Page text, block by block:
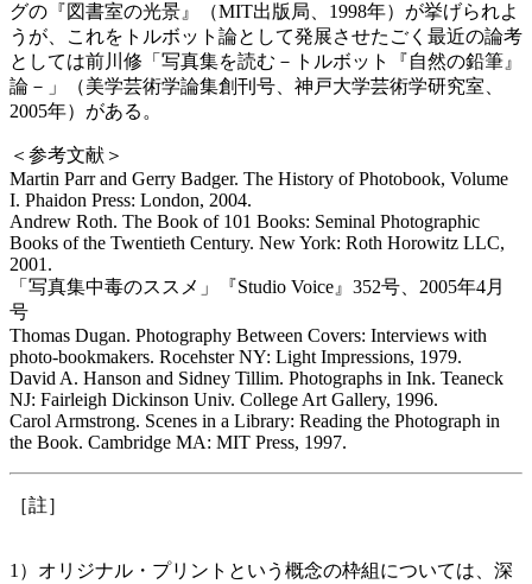
グの『図書室の光景』（MIT出版局、1998年）が挙げられよ
うが、これをトルボット論として発展させたごく最近の論考
としては前川修「写真集を読む－トルボット『自然の鉛筆』
論－」（美学芸術学論集創刊号、神戸大学芸術学研究室、
2005年）がある。
＜参考文献＞
Martin Parr and Gerry Badger. The History of Photobook, Volume
I. Phaidon Press: London, 2004.
Andrew Roth. The Book of 101 Books: Seminal Photographic
Books of the Twentieth Century. New York: Roth Horowitz LLC,
2001.
「写真集中毒のススメ」『Studio Voice』352号、2005年4月
号
Thomas Dugan. Photography Between Covers: Interviews with
photo-bookmakers. Rocehster NY: Light Impressions, 1979.
David A. Hanson and Sidney Tillim. Photographs in Ink. Teaneck
NJ: Fairleigh Dickinson Univ. College Art Gallery, 1996.
Carol Armstrong. Scenes in a Library: Reading the Photograph in
the Book. Cambridge MA: MIT Press, 1997.
［註］
1）オリジナル・プリントという概念の枠組については、深